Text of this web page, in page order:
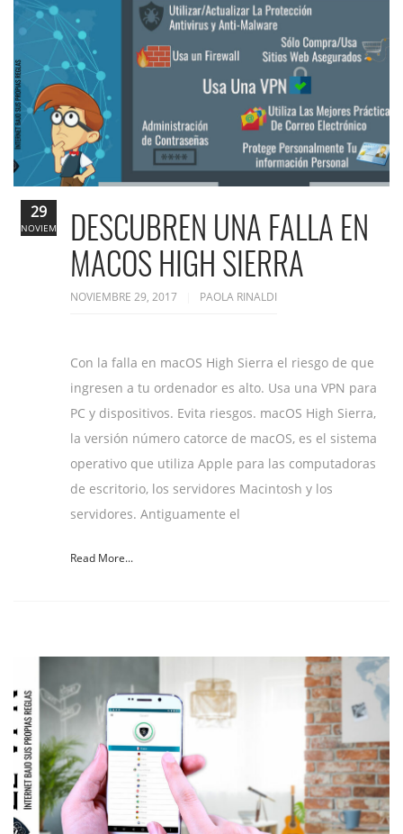
DESCUBREN UNA FALLA EN
MACOS HIGH SIERRA
NOVIEMBRE 29, 2017 PAOLA RINALDI
Con la falla en macOS High Sierra el riesgo de que
ingresen a tu ordenador es alto. Usa una VPN para
PC y dispositivos. Evita riesgos. macOS High Sierra,
la versión número catorce de macOS, es el sistema
operativo que utiliza Apple para las computadoras
de escritorio, los servidores Macintosh y los
servidores. Antiguamente el
Read More...
29
NOVIEMBRE